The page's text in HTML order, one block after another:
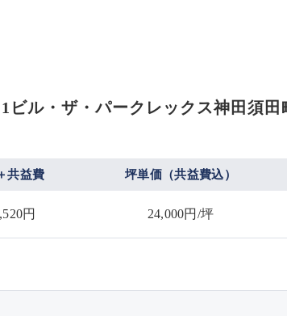
ル・ザ・パークレックス神田須田
共益費 坪単価（共益費込）
円 24,000円/坪